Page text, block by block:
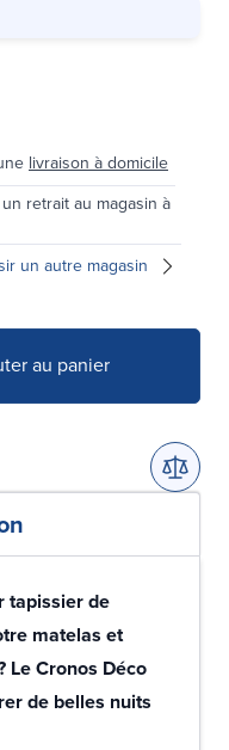
livraison à domicile
retrait au magasin à
un autre magasin
au panier
tapissier de
matelas et
Le Cronos Déco
de belles nuits